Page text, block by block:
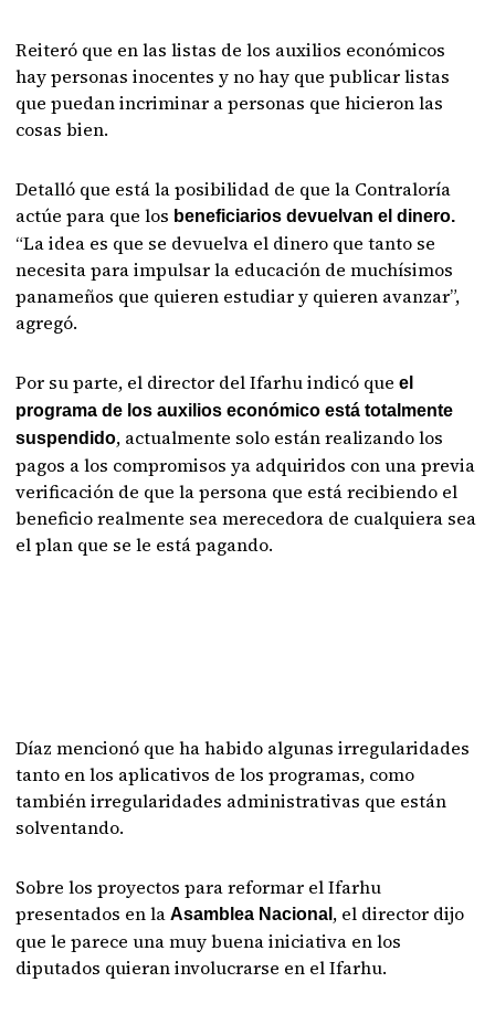
Reiteró que en las listas de los auxilios económicos
hay personas inocentes y no hay que publicar listas
que puedan incriminar a personas que hicieron las
cosas bien.
Detalló que está la posibilidad de que la Contraloría
actúe para que los beneficiarios devuelvan el dinero.
“La idea es que se devuelva el dinero que tanto se
necesita para impulsar la educación de muchísimos
panameños que quieren estudiar y quieren avanzar”,
agregó.
Por su parte, el director del Ifarhu indicó queel
programa de los auxilios económico está totalmente
suspendido, actualmente solo están realizando los
pagos a los compromisos ya adquiridos con una previa
verificación de que la persona que está recibiendo el
beneficio realmente sea merecedora de cualquiera sea
el plan que se le está pagando.
Díaz mencionó que ha habido algunas irregularidades
tanto en los aplicativos de los programas, como
también irregularidades administrativas que están
solventando.
Sobre los proyectos para reformar el Ifarhu
presentados en laAsamblea Nacional , el director dijo
que le parece una muy buena iniciativa en los
diputados quieran involucrarse en el Ifarhu.